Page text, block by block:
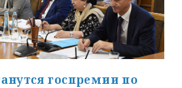
госпремии по